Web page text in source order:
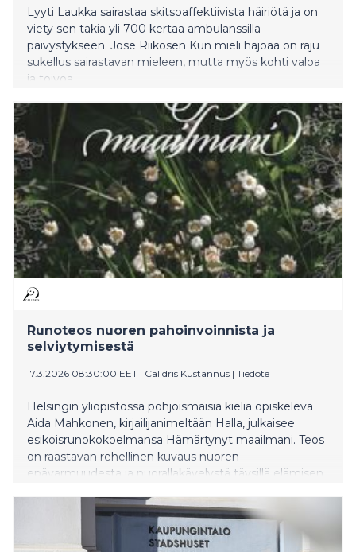
Lyyti Laukka sairastaa skitsoaffektiivista häiriötä ja on
viety sen takia yli 700 kertaa ambulanssilla
päivystykseen. Jose Riikosen Kun mieli hajoaa on raju
sukellus sairastavan mieleen, mutta myös kohti valoa
ja toivoa.
Runoteos nuoren pahoinvoinnista ja
selviytymisestä
17.3.2026 08:30:00 EET | Calidris Kustannus | Tiedote
Helsingin yliopistossa pohjoismaisia kieliä opiskeleva
Aida Mahkonen, kirjailijanimeltään Halla, julkaisee
esikoisrunokokoelmansa Hämärtynyt maailmani. Teos
on raastavan rehellinen kuvaus nuoren
epävarmuudesta ja nuorallakävelystä täysillä elämisen